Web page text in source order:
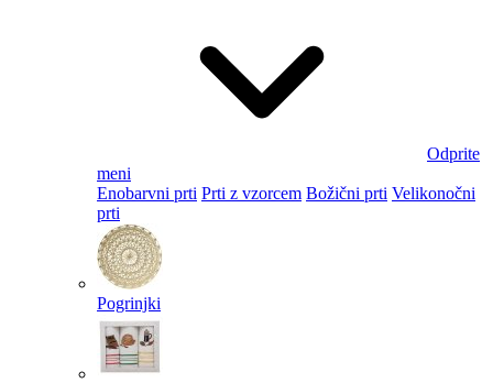
Odprite
meni
Enobarvni prti Prti z vzorcem Božični prti Velikonočni
prti​
Pogrinjki